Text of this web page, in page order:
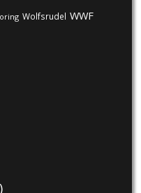
Wolfsrudel WWF